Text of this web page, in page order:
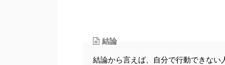
結論
結論から言えば、自分で行動できない